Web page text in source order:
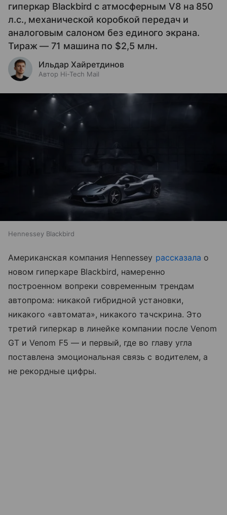
гиперкар Blackbird с атмосферным V8 на 850
л.с., механической коробкой передач и
аналоговым салоном без единого экрана.
Тираж — 71 машина по $2,5 млн.
Ильдар Хайретдинов
Автор Hi-Tech Mail
Hennessey Blackbird
Американская компания Hennessey рассказала о
новом гиперкаре Blackbird, намеренно
построенном вопреки современным трендам
автопрома: никакой гибридной установки,
никакого «автомата», никакого тачскрина. Это
третий гиперкар в линейке компании после Venom
GT и Venom F5 — и первый, где во главу угла
поставлена эмоциональная связь с водителем, а
не рекордные цифры.